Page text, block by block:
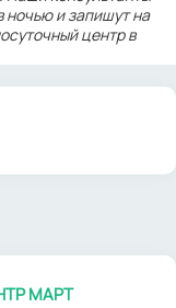
ночью и запишут на
центр в
МАРТ